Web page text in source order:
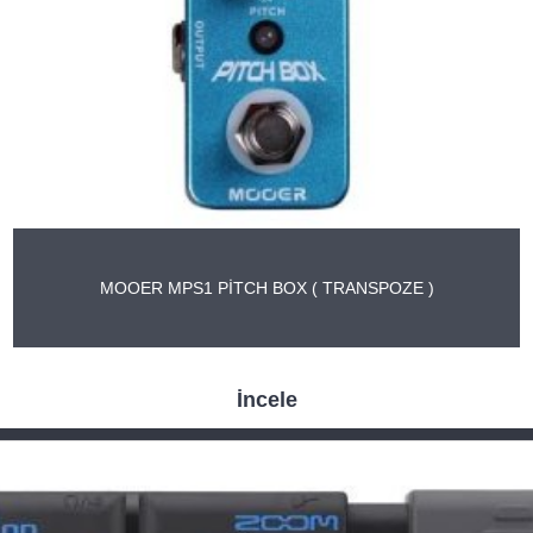
MOOER MPS1 PİTCH BOX ( TRANSPOZE )
İncele